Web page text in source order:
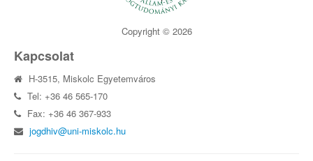
Copyright © 2026
Kapcsolat
H-3515, Miskolc Egyetemváros
Tel: +36 46 565-170
Fax: +36 46 367-933
jogdhiv@uni-miskolc.hu